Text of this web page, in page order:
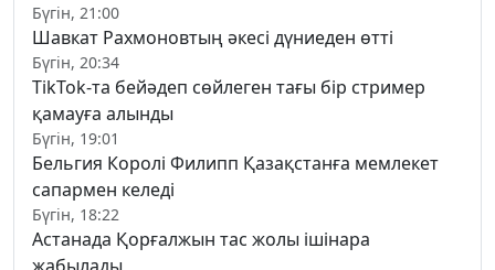
Бүгін, 21:00
Шавкат Рахмоновтың әкесі дүниеден өтті
Бүгін, 20:34
TikTok-та бейәдеп сөйлеген тағы бір стример
қамауға алынды
Бүгін, 19:01
Бельгия Королі Филипп Қазақстанға мемлекет
сапармен келеді
Бүгін, 18:22
Астанада Қорғалжын тас жолы ішінара